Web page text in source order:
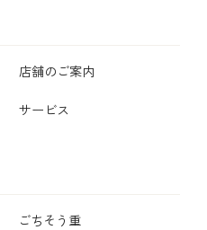
店舗のご案内
サービス
ごちそう重